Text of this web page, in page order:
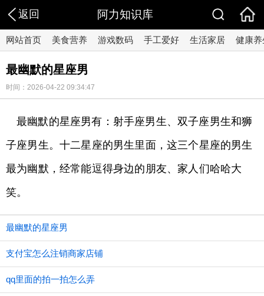
返回 阿力知识库
网站首页 美食营养 游戏数码 手工爱好 生活家居 健康养
最幽默的星座男
时间：2026-04-22 09:34:47
最幽默的星座男有：射手座男生、双子座男生和狮
子座男生。十二星座的男生里面，这三个星座的男生
最为幽默，经常能逗得身边的朋友、家人们哈哈大
笑。
最幽默的星座男
支付宝怎么注销商家店铺
qq里面的拍一拍怎么弄